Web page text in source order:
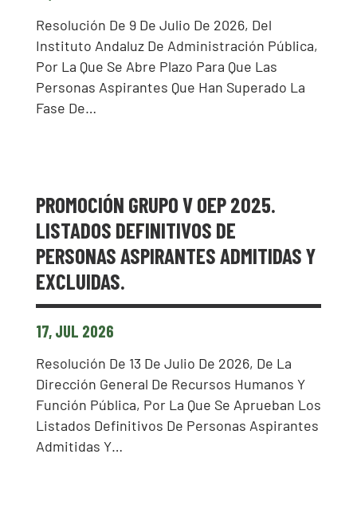
Resolución De 9 De Julio De 2026, Del
Instituto Andaluz De Administración Pública,
Por La Que Se Abre Plazo Para Que Las
Personas Aspirantes Que Han Superado La
Fase De…
PROMOCIÓN GRUPO V OEP 2025.
LISTADOS DEFINITIVOS DE
PERSONAS ASPIRANTES ADMITIDAS Y
EXCLUIDAS.
17, JUL 2026
Resolución De 13 De Julio De 2026, De La
Dirección General De Recursos Humanos Y
Función Pública, Por La Que Se Aprueban Los
Listados Definitivos De Personas Aspirantes
Admitidas Y…